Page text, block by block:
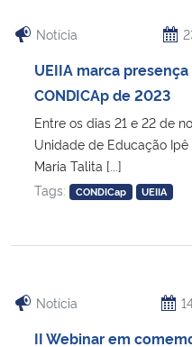
Notícia
UEIIA marca
CONDICAp de 2023
Entre os dias 21 e 22 de
Unidade de Educação Ipê
Maria Talita [...]
Tags:
CONDICap UEIIA
Notícia
II Webinar em